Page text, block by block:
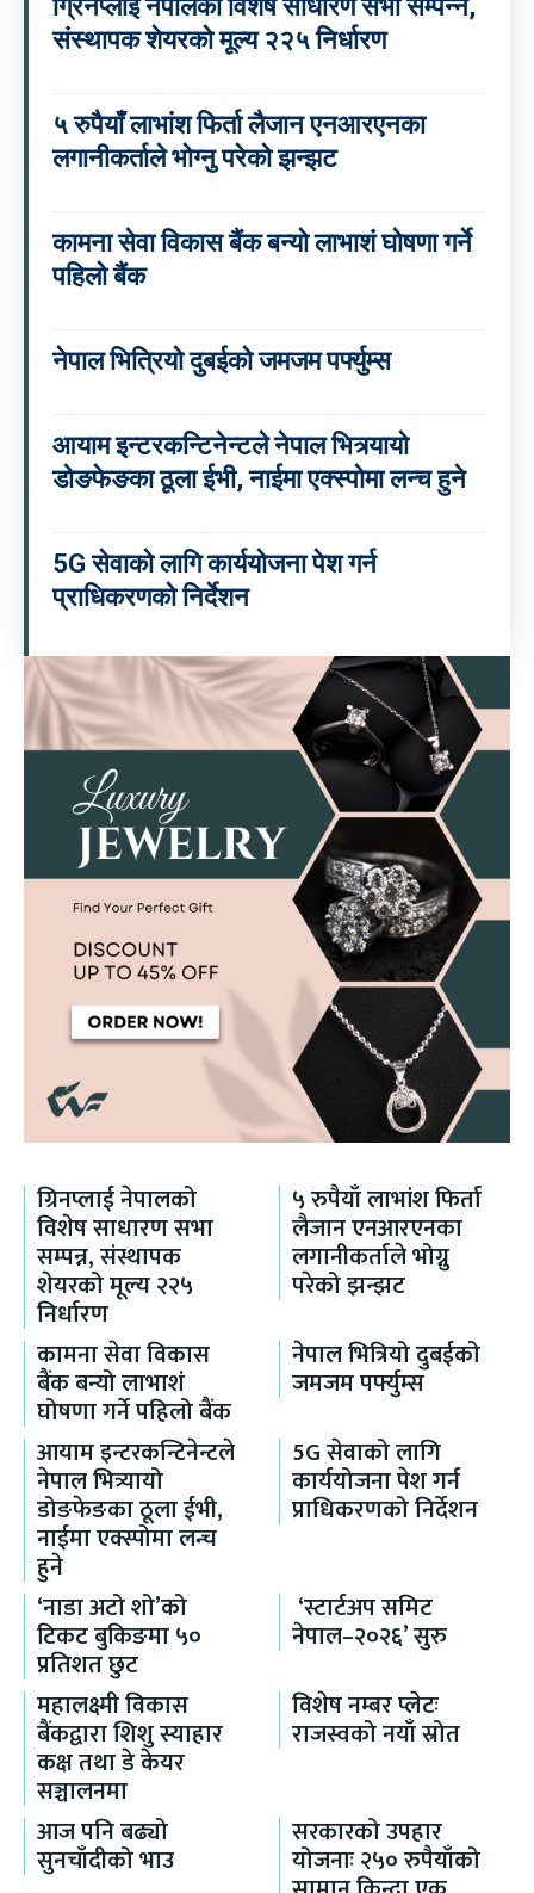
ग्रिनप्लाई नेपालको विशेष साधारण सभा सम्पन्न,
संस्थापक शेयरको मूल्य २२५ निर्धारण
५ रुपैयाँ लाभांश फिर्ता लैजान एनआरएनका
लगानीकर्ताले भोग्नु परेको झन्झट
कामना सेवा विकास बैंक बन्यो लाभाशं घोषणा गर्ने
पहिलो बैंक
नेपाल भित्रियो दुबईको जमजम पर्फ्युम्स
आयाम इन्टरकन्टिनेन्टले नेपाल भित्र्यायो
डोङफेङका ठूला ईभी, नाईमा एक्स्पोमा लन्च हुने
5G सेवाको लागि कार्ययोजना पेश गर्न
प्राधिकरणको निर्देशन
ग्रिनप्लाई नेपालको
विशेष साधारण सभा
सम्पन्न, संस्थापक
शेयरको मूल्य २२५
निर्धारण
५ रुपैयाँ लाभांश फिर्ता
लैजान एनआरएनका
लगानीकर्ताले भोग्नु
परेको झन्झट
कामना सेवा विकास
बैंक बन्यो लाभाशं
घोषणा गर्ने पहिलो बैंक
नेपाल भित्रियो दुबईको
जमजम पर्फ्युम्स
आयाम इन्टरकन्टिनेन्टले
नेपाल भित्र्यायो
डोङफेङका ठूला ईभी,
नाईमा एक्स्पोमा लन्च
हुने
5G सेवाको लागि
कार्ययोजना पेश गर्न
प्राधिकरणको निर्देशन
‘नाडा अटो शो’को
टिकट बुकिङमा ५०
प्रतिशत छुट
‘स्टार्टअप समिट
नेपाल–२०२६’ सुरु
महालक्ष्मी विकास
बैंकद्वारा शिशु स्याहार
कक्ष तथा डे केयर
सञ्चालनमा
विशेष नम्बर प्लेटः
राजस्वको नयाँ स्रोत
आज पनि बढ्यो
सुनचाँदीको भाउ
सरकारको उपहार
योजनाः २५० रुपैयाँको